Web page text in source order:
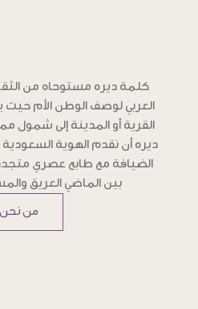
كلمة ديره مستوحاه من
العربي لوصف الوطن الأم حيث
القرية أو المدينة إلى شمول
ديره أن نقدم الهوية
الضيافة مع طابع عصري
بين الماضي العريق
من نحن